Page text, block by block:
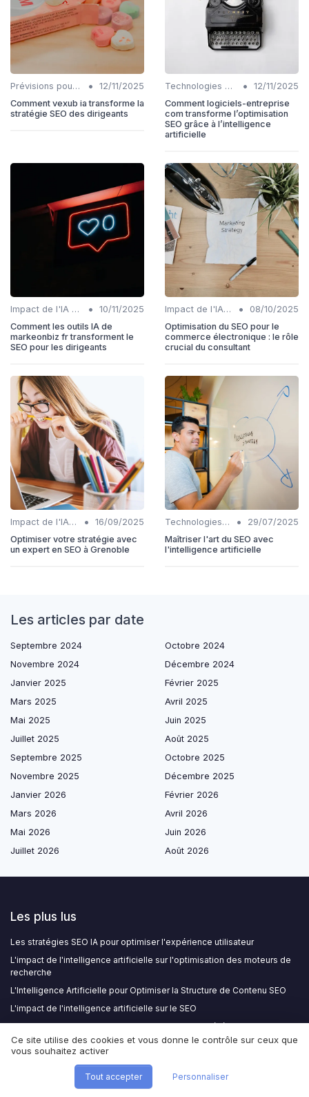
Prévisions pour l'intégration IA et SEO •
12/11/2025
Comment vexub ia transforme la
stratégie SEO des dirigeants
Technologies émergentes en SEO IA •
12/11/2025
Comment logiciels-entreprise
com transforme l’optimisation
SEO grâce à l’intelligence
artificielle
Impact de l'IA sur les rôles SEO •
10/11/2025
Comment les outils IA de
markeonbiz fr transforment le
SEO pour les dirigeants
Impact de l'IA sur les rôles SEO •
08/10/2025
Optimisation du SEO pour le
commerce électronique : le rôle
crucial du consultant
Impact de l'IA sur les rôles SEO •
16/09/2025
Optimiser votre stratégie avec
un expert en SEO à Grenoble
Technologies émergentes en SEO IA •
29/07/2025
Maîtriser l'art du SEO avec
l'intelligence artificielle
Les articles par date
Septembre 2024
Octobre 2024
Novembre 2024
Décembre 2024
Janvier 2025
Février 2025
Mars 2025
Avril 2025
Mai 2025
Juin 2025
Juillet 2025
Août 2025
Septembre 2025
Octobre 2025
Novembre 2025
Décembre 2025
Janvier 2026
Février 2026
Mars 2026
Avril 2026
Mai 2026
Juin 2026
Juillet 2026
Août 2026
Les plus lus
Les stratégies SEO IA pour optimiser l'expérience utilisateur
L'impact de l'intelligence artificielle sur l'optimisation des moteurs de
recherche
L'Intelligence Artificielle pour Optimiser la Structure de Contenu SEO
L'impact de l'intelligence artificielle sur le SEO
Comment l'IA transforme le SEO pour un meilleur référencement
Les derniers articles
Comment une agence SEO à Quimper réinvente les rôles marketing
Ce site utilise des cookies et vous donne le contrôle sur ceux que
vous souhaitez activer
Tout accepter Personnaliser